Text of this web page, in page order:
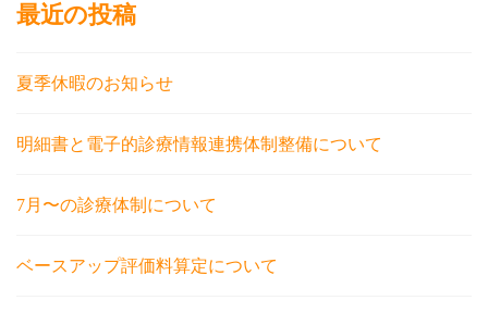
最近の投稿
夏季休暇のお知らせ
明細書と電子的診療情報連携体制整備について
7月〜の診療体制について
ベースアップ評価料算定について